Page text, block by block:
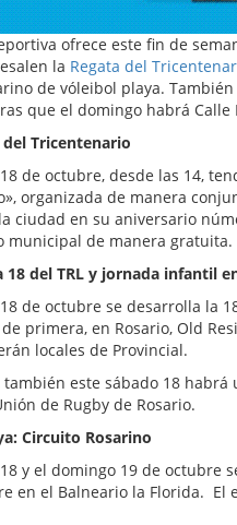
ofrece este fin de
la Regata del
de vóleibol playa.
que el domingo habrá Calle
del Tricentenario
de octubre, desde las 14,
organizada de manera
ciudad en su aniversario
municipal de manera gratuita.
18 del TRL y jornada infantil
de octubre se desarrolla la
primera, en Rosario, Old
locales de Provincial.
también este sábado 18
de Rugby de Rosario.
Circuito Rosarino
y el domingo 19 de octubre
en el Balneario la Florida. El